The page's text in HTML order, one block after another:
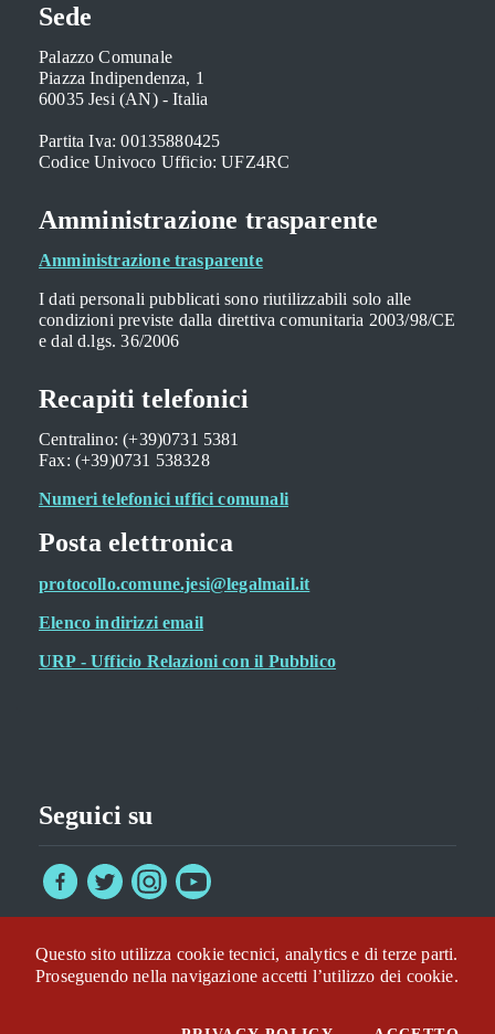
Sede
Palazzo Comunale
Piazza Indipendenza, 1
60035 Jesi (AN) - Italia
Partita Iva: 00135880425
Codice Univoco Ufficio: UFZ4RC
Amministrazione trasparente
Amministrazione trasparente
I dati personali pubblicati sono riutilizzabili solo alle
condizioni previste dalla direttiva comunitaria 2003/98/CE
e dal d.lgs. 36/2006
Recapiti telefonici
Centralino: (+39)0731 5381
Fax: (+39)0731 538328
Numeri telefonici uffici comunali
Posta elettronica
protocollo.comune.jesi@legalmail.it
Elenco indirizzi email
URP - Ufficio Relazioni con il Pubblico
Seguici su
Privacy policy Accessibilità Statistiche sito Mappa del sito
Questo sito utilizza cookie tecnici, analytics e di terze parti.
Proseguendo nella navigazione accetti l’utilizzo dei cookie.